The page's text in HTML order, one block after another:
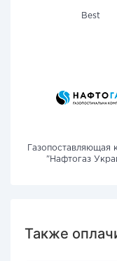
Best
Газопоставляющая
"Нафтогаз
Также